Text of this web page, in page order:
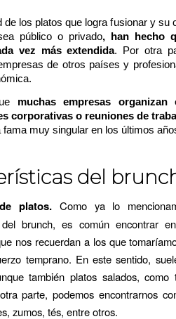
de los platos que logra fusionar y su
público o privado, han hecho
vez más extendida. Por otra
de otros países y
muchas empresas
corporativas o reuniones de
fama muy singular en los últimos
del
platos.Como ya lo
del brunch, es común encontrar
nos recuerdan a los que
temprano. En este sentido,
también platos salados, como
parte, podemos encontrarnos
zumos, tés, entre otros.